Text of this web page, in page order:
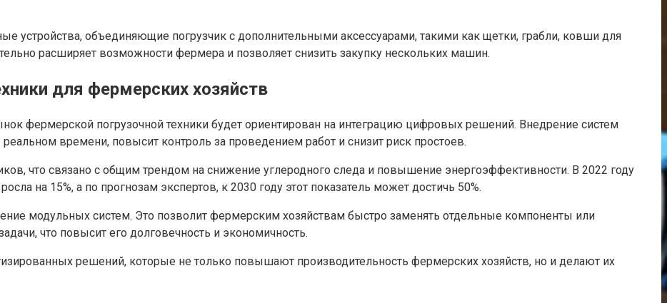
устройства, объединяющие погрузчик с дополнительными аксессуарами, такими как щетки, грабли, ковши для
расширяет возможности фермера и позволяет снизить закупку нескольких машин.
для фермерских хозяйств
фермерской погрузочной техники будет ориентирован на интеграцию цифровых решений. Внедрение систем
времени, повысит контроль за проведением работ и снизит риск простоев.
что связано с общим трендом на снижение углеродного следа и повышение энергоэффективности. В 2022 году
на 15%, а по прогнозам экспертов, к 2030 году этот показатель может достичь 50%.
модульных систем. Это позволит фермерским хозяйствам быстро заменять отдельные компоненты или
что повысит его долговечность и экономичность.
решений, которые не только повышают производительность фермерских хозяйств, но и делают их